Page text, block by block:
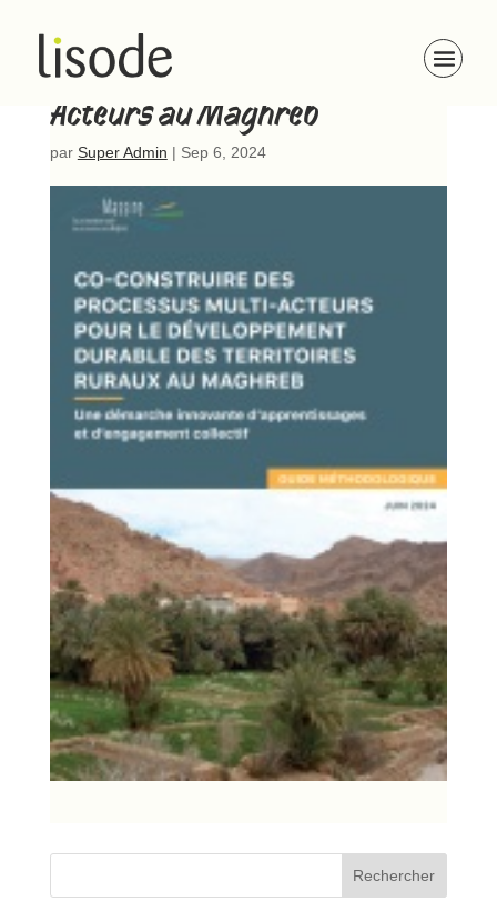
Guide des Processus Multi-
Acteurs au Maghreb
par Super Admin | Sep 6, 2024